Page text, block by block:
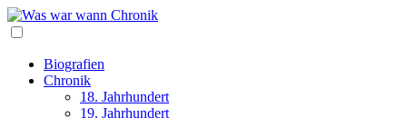
Biografien
Chronik
18. Jahrhundert
19. Jahrhundert